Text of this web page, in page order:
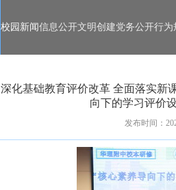
校园新闻信息公开文明创建党务公开行为
深化基础教育评价改革 全面落实
向下的学习评价
发布时间：